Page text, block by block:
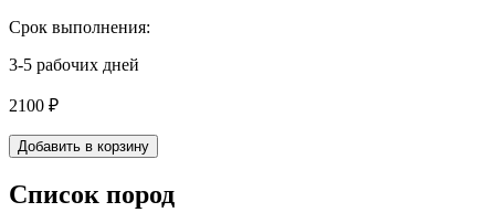
Срок выполнения:
3-5 рабочих дней
2100 ₽
Добавить в корзину
Список пород